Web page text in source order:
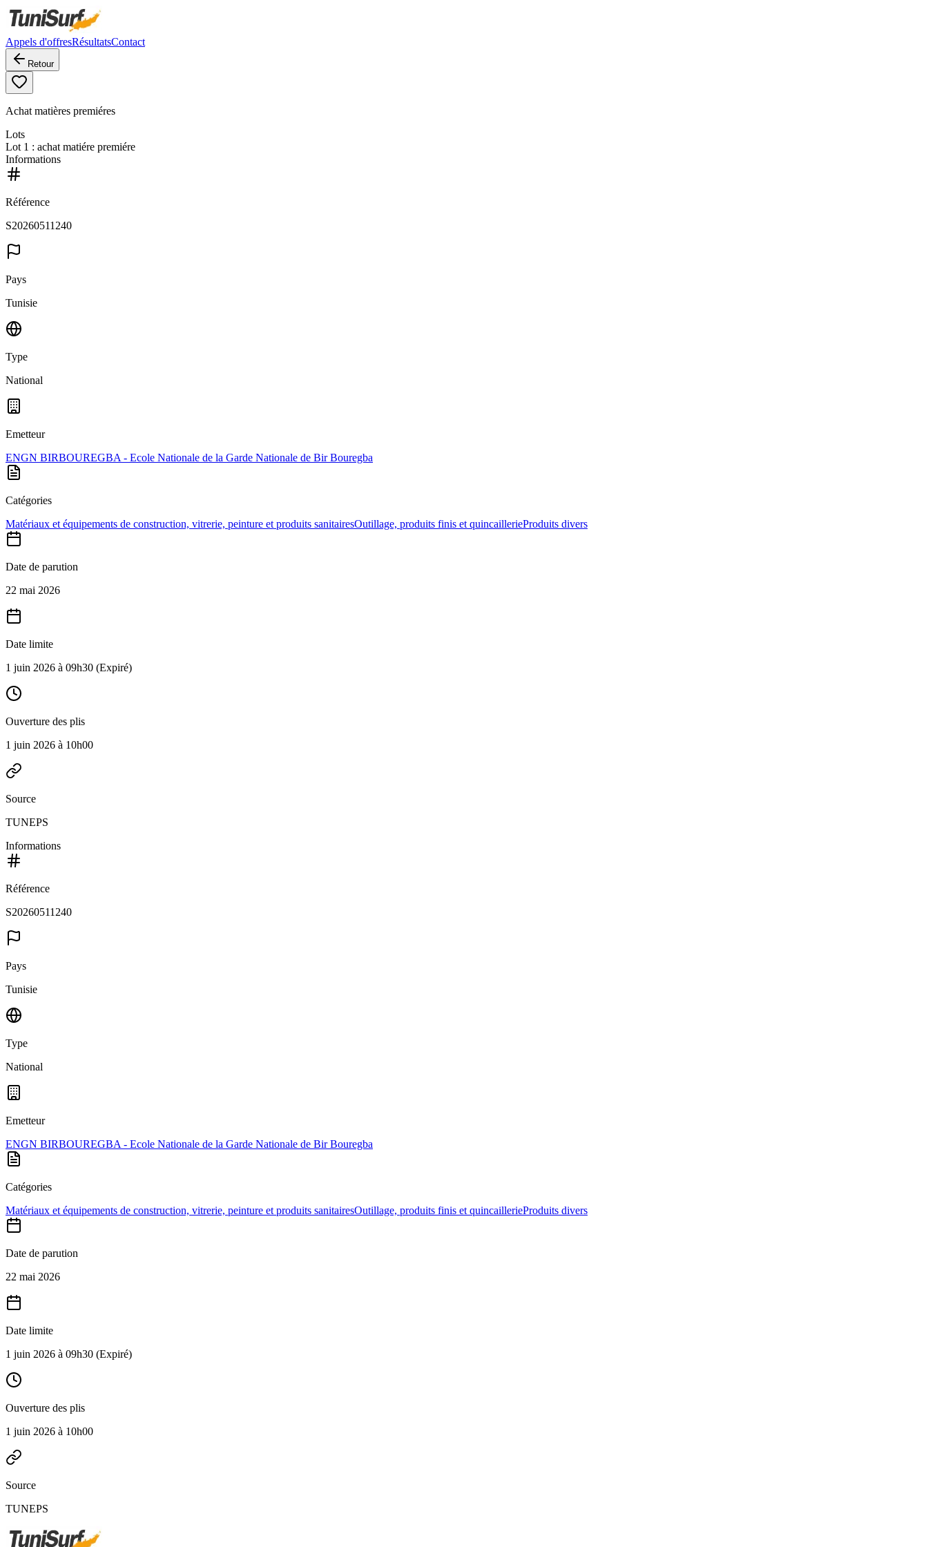
Appels d'offresRésultatsContact
Retour
Achat matières premiéres
Lots
Lot 1 : achat matiére premiére
Informations
Référence
S20260511240
Pays
Tunisie
Type
National
Emetteur
ENGN BIRBOUREGBA - Ecole Nationale de la Garde Nationale de Bir Bouregba
Catégories
Matériaux et équipements de construction, vitrerie, peinture et produits sanitairesOutillage, produits finis et quincaillerieProduits divers
Date de parution
22 mai 2026
Date limite
1 juin 2026 à 09h30 (Expiré)
Ouverture des plis
1 juin 2026 à 10h00
Source
TUNEPS
Informations
Référence
S20260511240
Pays
Tunisie
Type
National
Emetteur
ENGN BIRBOUREGBA - Ecole Nationale de la Garde Nationale de Bir Bouregba
Catégories
Matériaux et équipements de construction, vitrerie, peinture et produits sanitairesOutillage, produits finis et quincaillerieProduits divers
Date de parution
22 mai 2026
Date limite
1 juin 2026 à 09h30 (Expiré)
Ouverture des plis
1 juin 2026 à 10h00
Source
TUNEPS